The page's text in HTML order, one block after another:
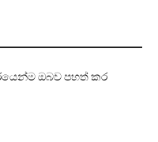
ඔබව පහත් කර